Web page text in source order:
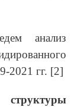
анализ
2021 гг. [2]